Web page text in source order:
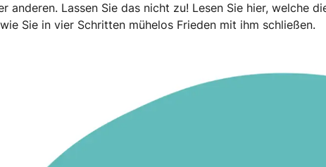
anderen. Lassen Sie das nicht zu! Lesen Sie hier, welche
Sie in vier Schritten mühelos Frieden mit ihm schließen.